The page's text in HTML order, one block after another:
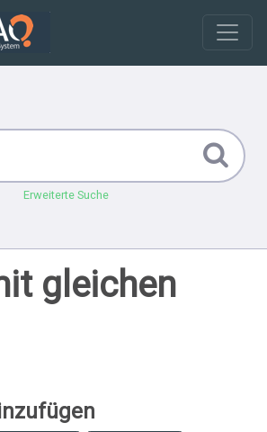
Erweiterte Suche
gleichen